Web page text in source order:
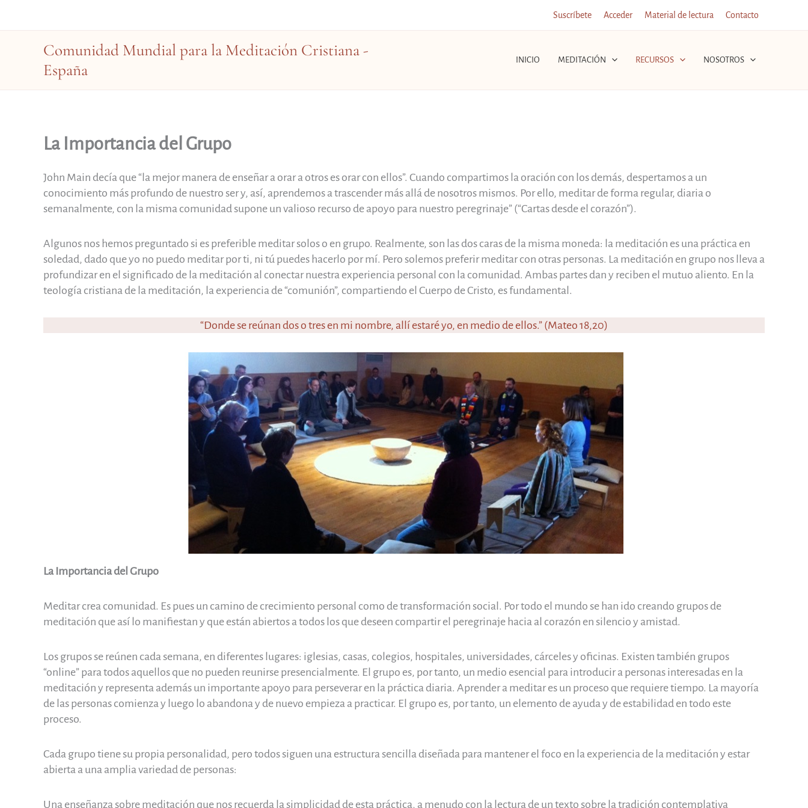
Suscríbete Acceder Material de lectura Contacto
Comunidad Mundial para la Meditación Cristiana -
España
INICIO MEDITACIÓN RECURSOS NOSOTROS
La Importancia del Grupo
John Main decía que “la mejor manera de enseñar a orar a otros es orar con ellos”. Cuando compartimos la oración con los demás, despertamos a un
conocimiento más profundo de nuestro ser y, así, aprendemos a trascender más allá de nosotros mismos. Por ello, meditar de forma regular, diaria o
semanalmente, con la misma comunidad supone un valioso recurso de apoyo para nuestro peregrinaje” (“Cartas desde el corazón”).
Algunos nos hemos preguntado si es preferible meditar solos o en grupo. Realmente, son las dos caras de la misma moneda: la meditación es una práctica en
soledad, dado que yo no puedo meditar por ti, ni tú puedes hacerlo por mí. Pero solemos preferir meditar con otras personas. La meditación en grupo nos lleva a
profundizar en el significado de la meditación al conectar nuestra experiencia personal con la comunidad. Ambas partes dan y reciben el mutuo aliento. En la
teología cristiana de la meditación, la experiencia de “comunión”, compartiendo el Cuerpo de Cristo, es fundamental.
“Donde se reúnan dos o tres en mi nombre, allí estaré yo, en medio de ellos.” (Mateo 18,20)
La Importancia del Grupo
Meditar crea comunidad. Es pues un camino de crecimiento personal como de transformación social. Por todo el mundo se han ido creando grupos de
meditación que así lo manifiestan y que están abiertos a todos los que deseen compartir el peregrinaje hacia al corazón en silencio y amistad.
Los grupos se reúnen cada semana, en diferentes lugares: iglesias, casas, colegios, hospitales, universidades, cárceles y oficinas. Existen también grupos
“online” para todos aquellos que no pueden reunirse presencialmente. El grupo es, por tanto, un medio esencial para introducir a personas interesadas en la
meditación y representa además un importante apoyo para perseverar en la práctica diaria. Aprender a meditar es un proceso que requiere tiempo. La mayoría
de las personas comienza y luego lo abandona y de nuevo empieza a practicar. El grupo es, por tanto, un elemento de ayuda y de estabilidad en todo este
proceso.
Cada grupo tiene su propia personalidad, pero todos siguen una estructura sencilla diseñada para mantener el foco en la experiencia de la meditación y estar
abierta a una amplia variedad de personas:
Una enseñanza sobre meditación que nos recuerda la simplicidad de esta práctica, a menudo con la lectura de un texto sobre la tradición contemplativa